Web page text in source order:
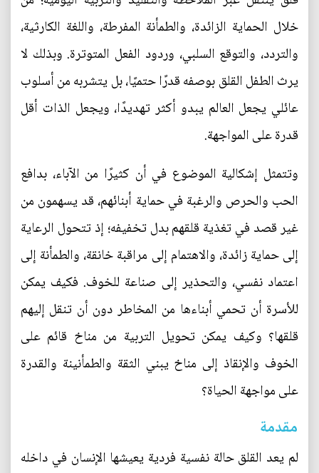
خلال الحماية الزائدة، والطمأنة المفرطة، واللغة الكارثية،
والتردد، والتوقع السلبي، وردود الفعل المتوترة. وبذلك لا
يرث الطفل القلق بوصفه قدرًا حتميًا، بل يتشربه من أسلوب
عائلي يجعل العالم يبدو أكثر تهديدًا، ويجعل الذات أقل
قدرة على المواجهة.
وتتمثل إشكالية الموضوع في أن كثيرًا من الآباء، بدافع
الحب والحرص والرغبة في حماية أبنائهم، قد يسهمون من
غير قصد في تغذية قلقهم بدل تخفيفه؛ إذ تتحول الرعاية
إلى حماية زائدة، والاهتمام إلى مراقبة خانقة، والطمأنة إلى
اعتماد نفسي، والتحذير إلى صناعة للخوف. فكيف يمكن
للأسرة أن تحمي أبناءها من المخاطر دون أن تنقل إليهم
قلقها؟ وكيف يمكن تحويل التربية من مناخ قائم على
الخوف والإنقاذ إلى مناخ يبني الثقة والطمأنينة والقدرة
على مواجهة الحياة؟
مقدمة
لم يعد القلق حالة نفسية فردية يعيشها الإنسان في داخله